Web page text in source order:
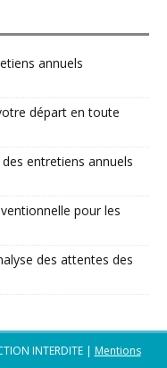
annuels
départ en toute
entretiens annuels
pour les
des attentes des
INTERDITE | Mentions